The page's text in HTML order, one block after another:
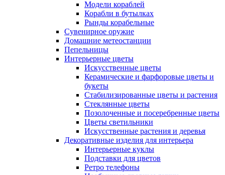
Модели кораблей
Корабли в бутылках
Рынды корабельные
Сувенирное оружие
Домашние метеостанции
Пепельницы
Интерьерные цветы
Искусственные цветы
Керамические и фарфоровые цветы и
букеты
Стабилизированные цветы и растения
Стеклянные цветы
Позолоченные и посеребренные цветы
Цветы светильники
Искусственные растения и деревья
Декоративные изделия для интерьера
Интерьерные куклы
Подставки для цветов
Ретро телефоны